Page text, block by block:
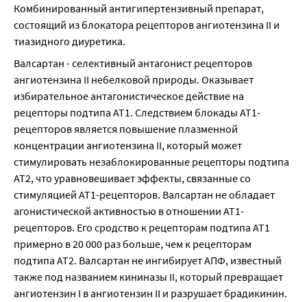
Комбинированный антигипертензивный препарат,
состоящий из блокатора рецепторов ангиотензина II и
тиазидного диуретика.
Валсартан - селективный антагонист рецепторов
ангиотензина II небелковой природы. Оказывает
избирательное антагонистическое действие на
рецепторы подтипа АТ1. Следствием блокады AT1-
рецепторов является повышение плазменной
концентрации ангиотензина II, который может
стимулировать незаблокированные рецепторы подтипа
АТ2, что уравновешивает эффекты, связанные со
стимуляцией AT1-рецепторов. Валсартан не обладает
агонистической активностью в отношении AT1-
рецепторов. Его сродство к рецепторам подтипа АТ1
примерно в 20 000 раз больше, чем к рецепторам
подтипа АТ2. Валсартан не ингибирует АПФ, известный
также под названием кининазы II, который превращает
ангиотензин I в ангиотензин II и разрушает брадикинин.